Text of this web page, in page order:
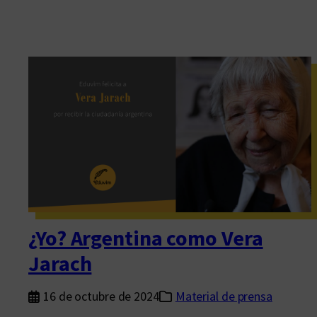
¿Yo? Argentina como Vera
Jarach
16 de octubre de 2024 Material de prensa